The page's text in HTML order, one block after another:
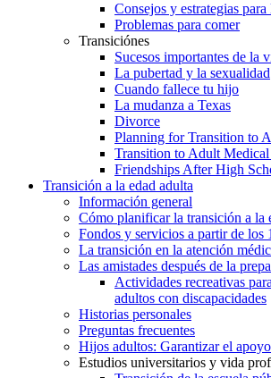
Consejos y estrategias
Problemas para comer
Transiciónes
Sucesos importantes de la
La pubertad y la sexualidad
Cuando fallece tu hijo
La mudanza a Texas
Divorce
Planning for Transition to
Transition to Adult Medical
Friendships After High
Transición a la edad adulta
Información general
Cómo planificar la transición a la
Fondos y servicios a partir de los
La transición en la atención
Las amistades después de la
Actividades recreativas
adultos con discapacidades
Historias personales
Preguntas frecuentes
Hijos adultos: Garantizar el apoyo
Estudios universitarios y vida